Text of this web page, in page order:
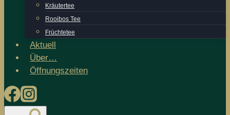
Kräutertee
Rooibos Tee
Früchtetee
Aktuell
Über…
Öffnungs­­zeiten